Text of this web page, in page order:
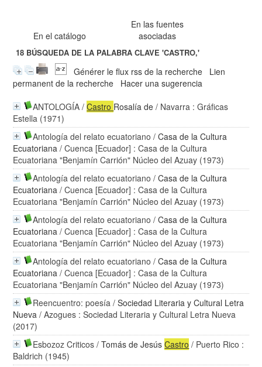
En el catálogo
En las fuentes
asociadas
18 BÚSQUEDA DE LA PALABRA CLAVE'CASTRO,'
Générer le flux rss de la recherche
Lien
permanent de la recherche
Hacer una sugerencia
ANTOLOGÍA /Castro Rosalía de / Navarra : Gráficas
Estella (1971)
Antología del relato ecuatoriano /Casa de la Cultura
Ecuatoriana / Cuenca [Ecuador] : Casa de la Cultura
Ecuatoriana "Benjamín Carrión" Núcleo del Azuay (1973)
Antología del relato ecuatoriano /Casa de la Cultura
Ecuatoriana / Cuenca [Ecuador] : Casa de la Cultura
Ecuatoriana "Benjamín Carrión" Núcleo del Azuay (1973)
Antología del relato ecuatoriano /Casa de la Cultura
Ecuatoriana / Cuenca [Ecuador] : Casa de la Cultura
Ecuatoriana "Benjamín Carrión" Núcleo del Azuay (1973)
Antología del relato ecuatoriano /Casa de la Cultura
Ecuatoriana / Cuenca [Ecuador] : Casa de la Cultura
Ecuatoriana "Benjamín Carrión" Núcleo del Azuay (1973)
Reencuentro: poesía /Sociedad Literaria y Cultural Letra
Nueva / Azogues : Sociedad Literaria y Cultural Letra Nueva
(2017)
Esbozoz Criticos /Tomás de JesúsCastro / Puerto Rico :
Baldrich (1945)